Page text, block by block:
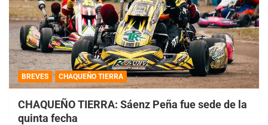
BREVES CHAQUEÑO TIERRA
CHAQUEÑO TIERRA: Sáenz Peña fue sede de la
quinta fecha